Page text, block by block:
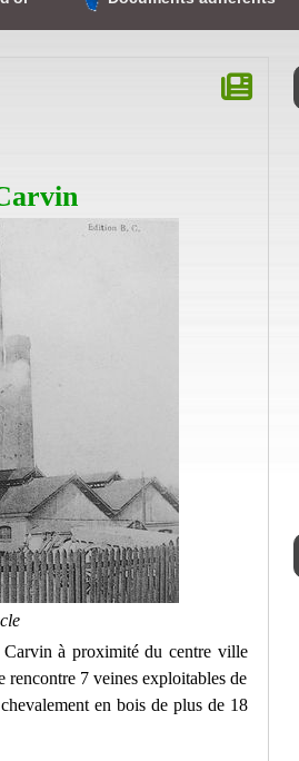
à proximité du centre ville
7 veines exploitables de
en bois de plus de 18